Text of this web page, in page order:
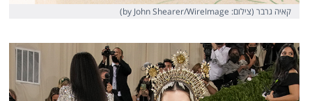
קאיה גרבר (צילום: by John Shearer/WireImage)